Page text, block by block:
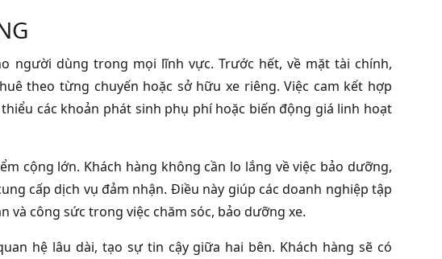
người dùng trong mọi lĩnh vực. Trước hết, về mặt tài chính,
theo từng chuyến hoặc sở hữu xe riêng. Việc cam kết hợp
các khoản phát sinh phụ phí hoặc biến động giá linh hoạt
cộng lớn. Khách hàng không cần lo lắng về việc bảo dưỡng,
cấp dịch vụ đảm nhận. Điều này giúp các doanh nghiệp tập
và công sức trong việc chăm sóc, bảo dưỡng xe.
hệ lâu dài, tạo sự tin cậy giữa hai bên. Khách hàng sẽ có